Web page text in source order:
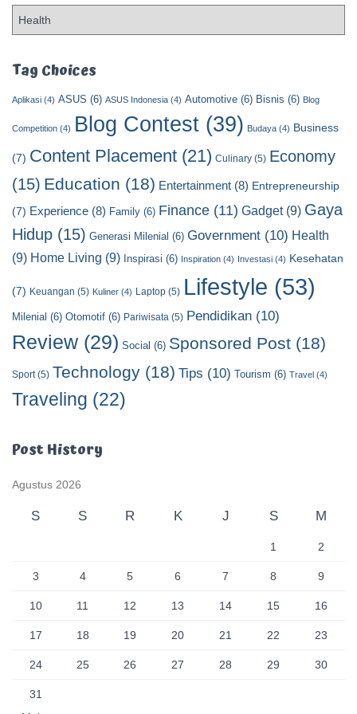
t
a
e
g
r
y
Tag Choices
Aplikasi (4) ASUS (6) ASUS Indonesia (4) Automotive (6) Bisnis (6) Blog
Competition (4) Blog Contest (39) Budaya (4) Business
(7) Content Placement (21) Culinary (5) Economy
(15) Education (18) Entertainment (8) Entrepreneurship
(7) Experience (8) Family (6) Finance (11) Gadget(9) Gaya
Hidup (15) Generasi Milenial (6) Government (10) Health
(9) Home Living (9) Inspirasi (6) Inspiration (4) Investasi (4) Kesehatan
(7) Keuangan (5) Kuliner (4) Laptop (5) Lifestyle (53)
Milenial (6) Otomotif (6) Pariwisata (5) Pendidikan (10)
Review (29) Social (6) Sponsored Post (18)
Sport(5) Technology (18) Tips (10) Tourism (6) Travel (4)
Traveling (22)
Post History
Agustus 2026
S S R K J S M
1 2
3 4 5 6 7 8 9
10 11 12 13 14 15 16
17 18 19 20 21 22 23
24 25 26 27 28 29 30
31